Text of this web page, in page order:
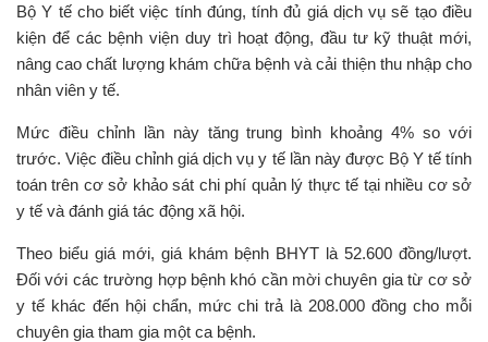
Bộ Y tế cho biết việc tính đúng, tính đủ giá dịch vụ sẽ tạo điều
kiện để các bệnh viện duy trì hoạt động, đầu tư kỹ thuật mới,
nâng cao chất lượng khám chữa bệnh và cải thiện thu nhập cho
nhân viên y tế.
Mức điều chỉnh lần này tăng trung bình khoảng 4% so với
trước. Việc điều chỉnh giá dịch vụ y tế lần này được Bộ Y tế tính
toán trên cơ sở khảo sát chi phí quản lý thực tế tại nhiều cơ sở
y tế và đánh giá tác động xã hội.
Theo biểu giá mới, giá khám bệnh BHYT là 52.600 đồng/lượt.
Đối với các trường hợp bệnh khó cần mời chuyên gia từ cơ sở
y tế khác đến hội chẩn, mức chi trả là 208.000 đồng cho mỗi
chuyên gia tham gia một ca bệnh.